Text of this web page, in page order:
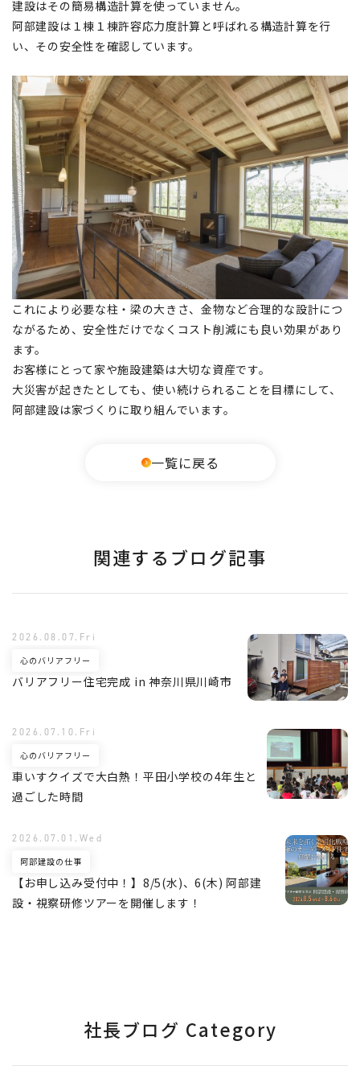
建設はその簡易構造計算を使っていません。
阿部建設は１棟１棟許容応力度計算と呼ばれる構造計算を行
い、その安全性を確認しています。
これにより必要な柱・梁の大きさ、金物など合理的な設計につ
ながるため、安全性だけでなくコスト削減にも良い効果があり
ます。
お客様にとって家や施設建築は大切な資産です。
大災害が起きたとしても、使い続けられることを目標にして、
阿部建設は家づくりに取り組んでいます。
一覧に戻る
関連するブログ記事
バリアフリー住宅完成 in 神奈川県川崎市
心のバリアフリー
2026.08.07.Fri
車いすクイズで大白熱！平田小学校の4年生と
過ごした時間
心のバリアフリー
2026.07.10.Fri
【お申し込み受付中！】8/5(水)、6(木) 阿部建
設・視察研修ツアーを開催します！
阿部建設の仕事
2026.07.01.Wed
社長ブログ Category